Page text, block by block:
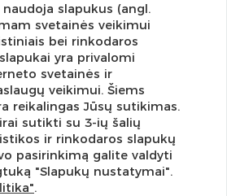
ir pirmi gaukite geriausius
slapukus (angl.
svetainės veikimui
bei rinkodaros
yra privalomi
svetainės ir
veikimui. Šiems
reikalingas Jūsų sutikimas.
sutikti su 3-ių šalių
ir rinkodaros slapukų
pasirinkimą galite valdyti
"Slapukų nustatymai".
.